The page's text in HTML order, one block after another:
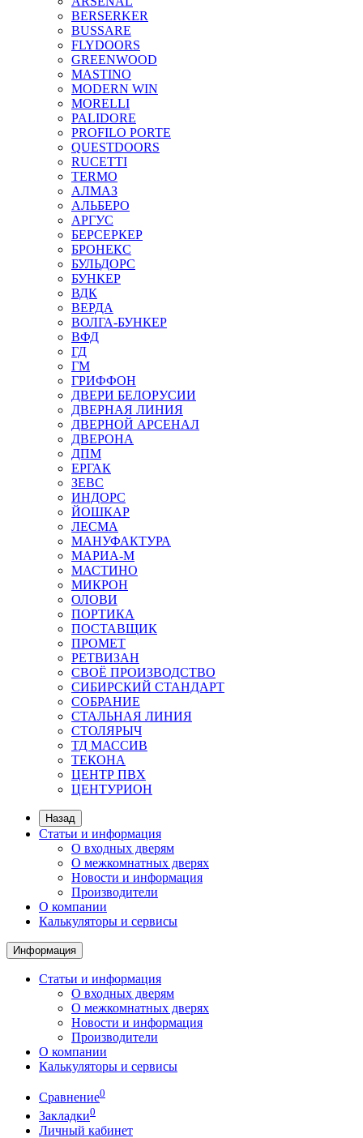
BERSERKER
BUSSARE
FLYDOORS
GREENWOOD
MASTINO
MODERN WIN
MORELLI
PALIDORE
PROFILO PORTE
QUESTDOORS
RUCETTI
TERMO
АЛМАЗ
АЛЬБЕРО
АРГУС
БЕРСЕРКЕР
БРОНЕКС
БУЛЬДОРС
БУНКЕР
ВДК
ВЕРДА
ВОЛГА-БУНКЕР
ВФД
ГД
ГМ
ГРИФФОН
ДВЕРИ БЕЛОРУСИИ
ДВЕРНАЯ ЛИНИЯ
ДВЕРНОЙ АРСЕНАЛ
ДВЕРОНА
ДПМ
ЕРГАК
ЗЕВС
ИНДОРС
ЙОШКАР
ЛЕСМА
МАНУФАКТУРА
МАРИА-М
МАСТИНО
МИКРОН
ОЛОВИ
ПОРТИКА
ПОСТАВЩИК
ПРОМЕТ
РЕТВИЗАН
СВОЁ ПРОИЗВОДСТВО
СИБИРСКИЙ СТАНДАРТ
СОБРАНИЕ
СТАЛЬНАЯ ЛИНИЯ
СТОЛЯРЫЧ
ТД МАССИВ
ТЕКОНА
ЦЕНТР ПВХ
ЦЕНТУРИОН
Назад
Статьи и информация
О входных дверям
О межкомнатных дверях
Новости и информация
Производители
О компании
Калькуляторы и сервисы
Информация
Статьи и информация
О входных дверям
О межкомнатных дверях
Новости и информация
Производители
О компании
Калькуляторы и сервисы
Сравнение0
Закладки0
Личный кабинет